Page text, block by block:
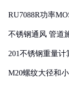
RU7088R功率
不锈钢通风 管道
201不锈钢重量计
M20螺纹大径和